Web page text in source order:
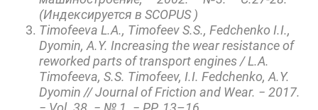
(Индексируется в SCOPUS )
Timofeeva L.A., Timofeev S.S., Fedchenko I.I.,
Dyomin, A.Y. Increasing the wear resistance of
reworked parts of transport engines / L.A.
Timofeeva, S.S. Timofeev, I.I. Fedchenko, A.Y.
Dyomin // Journal of Friction and Wear. − 2017.